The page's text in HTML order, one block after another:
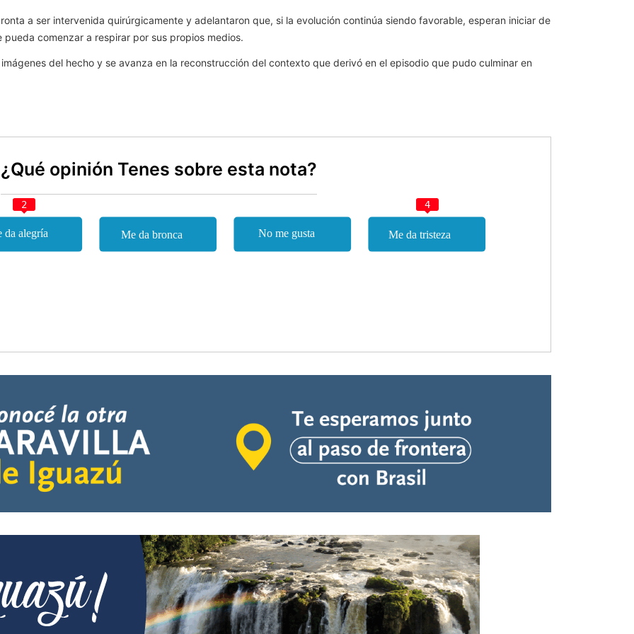
a ser intervenida quirúrgicamente y adelantaron que, si la evolución continúa siendo favorable, esperan iniciar de
comenzar a respirar por sus propios medios.
del hecho y se avanza en la reconstrucción del contexto que derivó en el episodio que pudo culminar en
¿Qué opinión Tenes sobre esta nota?
2 4